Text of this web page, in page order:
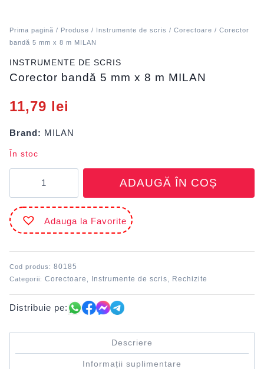
Prima pagină / Produse / Instrumente de scris / Corectoare / Corector
bandă 5 mm x 8 m MILAN
INSTRUMENTE DE SCRIS
Corector bandă 5 mm x 8 m MILAN
11,79 lei
Brand: MILAN
În stoc
Corector
bandă
5
mm
MILAN
ADAUGĂ ÎN COȘ
Adauga la Favorite
Cod produs: 80185
Categorii: Corectoare Instrumente de scris Rechizite
Distribuie pe:
Descriere
Informații suplimentare